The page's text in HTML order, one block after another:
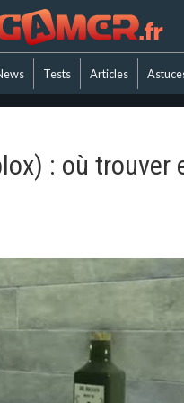
Tests Articles
: où